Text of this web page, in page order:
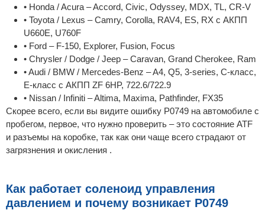
• Honda / Acura – Accord, Civic, Odyssey, MDX, TL, CR-V
• Toyota / Lexus – Camry, Corolla, RAV4, ES, RX с АКПП
U660E, U760F
• Ford – F-150, Explorer, Fusion, Focus
• Chrysler / Dodge / Jeep – Caravan, Grand Cherokee, Ram
• Audi / BMW / Mercedes-Benz – A4, Q5, 3-series, C-класс,
E-класс с АКПП ZF 6HP, 722.6/722.9
• Nissan / Infiniti – Altima, Maxima, Pathfinder, FX35
Скорее всего, если вы видите ошибку P0749 на автомобиле с
пробегом, первое, что нужно проверить – это состояние ATF
и разъемы на коробке, так как они чаще всего страдают от
загрязнения и окисления .
Как работает соленоид управления
давлением и почему возникает P0749